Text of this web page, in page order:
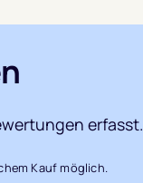
erfasst.
Kauf möglich.